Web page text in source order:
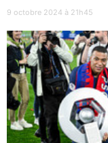
9 octobre 2024 à 21h45